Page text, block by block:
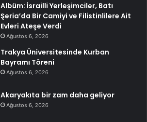
Albüm: İsrailli Yerleşimciler, Batı
Şeria’da Bir Camiyi ve Filistinlilere Ait
Evleri Ateşe Verdi
Ağustos 6, 2026
Trakya Üniversitesinde Kurban
Bayramı Töreni
Ağustos 6, 2026
Akaryakıta bir zam daha geliyor
Ağustos 6, 2026